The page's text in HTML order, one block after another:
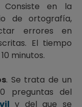
Consiste en la
de ortografía,
errores en
El tiempo
minutos.
. Se trata de un
preguntas del
y del que se